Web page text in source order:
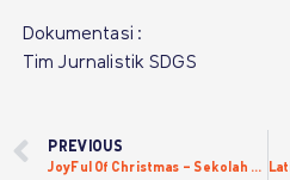
Dokumentasi :
Tim Jurnalistik SDGS
PREVIOUS
JoyFul Of Christmas – Sekolah Desain Grafis Solo